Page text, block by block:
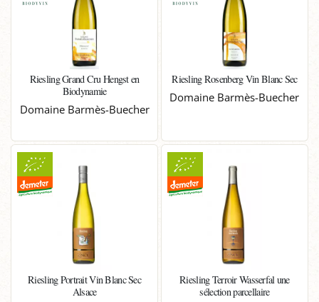
Riesling Grand Cru Hengst en
Biodynamie
Domaine Barmès-Buecher
Riesling Rosenberg Vin Blanc Sec
Domaine Barmès-Buecher
Riesling Portrait Vin Blanc Sec
Alsace
Riesling Terroir Wasserfal une
sélection parcellaire